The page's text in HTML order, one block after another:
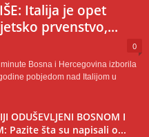
Italija je opet
prvenstvo,...
0
Bosna i Hercegovina izborila
pobjedom nad Italijom u
ODUŠEVLJENI BOSNOM I
Pazite šta su napisali o...